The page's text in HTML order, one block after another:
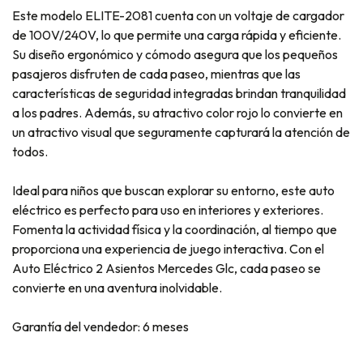
Este modelo ELITE-2081 cuenta con un voltaje de cargador
de 100V/240V, lo que permite una carga rápida y eficiente.
Su diseño ergonómico y cómodo asegura que los pequeños
pasajeros disfruten de cada paseo, mientras que las
características de seguridad integradas brindan tranquilidad
a los padres. Además, su atractivo color rojo lo convierte en
un atractivo visual que seguramente capturará la atención de
todos.
Ideal para niños que buscan explorar su entorno, este auto
eléctrico es perfecto para uso en interiores y exteriores.
Fomenta la actividad física y la coordinación, al tiempo que
proporciona una experiencia de juego interactiva. Con el
Auto Eléctrico 2 Asientos Mercedes Glc, cada paseo se
convierte en una aventura inolvidable.
Garantía del vendedor: 6 meses